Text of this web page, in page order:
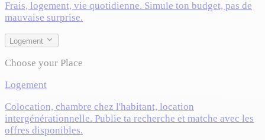
Frais, logement, vie quotidienne. Simule ton budget, pas de
mauvaise surprise.
Logement
Choose your Place
Logement
Colocation, chambre chez l'habitant, location
intergénérationnelle. Publie ta recherche et matche avec les
offres disponibles.